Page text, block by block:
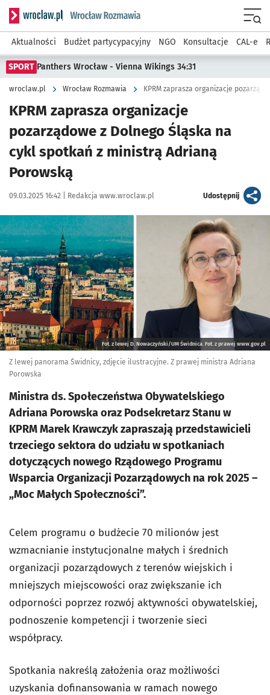
Serwis informacyjny wroclaw.pl podserwis: Rozmawia
Aktualności Budżet partycypacyjny NGO Konsultacje CAL-e
SPORT Panthers Wrocław - Vienna Wikings 34:31
wroclaw.pl Wrocław Rozmawia
KPRM zaprasza organizacje
pozarządowe z Dolnego Śląska na
cykl spotkań z ministrą Adrianą
Porowską
Data publikacji:
09.03.2025 16:42 | Autor:
Redakcja www.wroclaw.pl Udostępnijartykuł
Kliknij, aby powiększyć
Fot. z lewej D. Nowaczyński/UM Świdnica. Fot. z prawej www.gov.pl
Z lewej panorama Świdnicy, zdjęcie ilustracyjne. Z prawej ministra Adriana
Porowska
Ministra ds. Społeczeństwa Obywatelskiego
Adriana Porowska oraz Podsekretarz Stanu w
KPRM Marek Krawczyk zapraszają przedstawicieli
trzeciego sektora do udziału w spotkaniach
dotyczących nowego Rządowego Programu
Wsparcia Organizacji Pozarządowych na rok 2025 –
„Moc Małych Społeczności”.
Celem programu o budżecie 70 milionów jest
wzmacnianie instytucjonalne małych i średnich
organizacji pozarządowych z terenów wiejskich i
mniejszych miejscowości oraz zwiększanie ich
odporności poprzez rozwój aktywności obywatelskiej,
podnoszenie kompetencji i tworzenie sieci
współpracy.
Spotkania nakreślą założenia oraz możliwości
uzyskania dofinansowania w ramach nowego